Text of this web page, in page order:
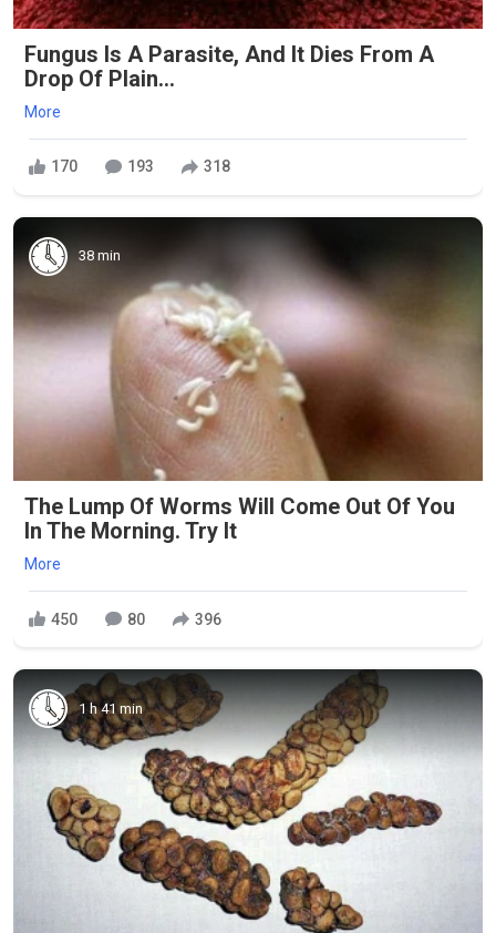
Fungus Is A Parasite, And It Dies From A
Drop Of Plain...
More
170 193 318
38 min
The Lump Of Worms Will Come Out Of You
In The Morning. Try It
More
450 80 396
1 h 41 min